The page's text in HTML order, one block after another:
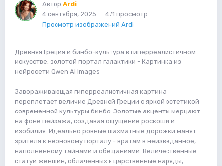
Автор Ardi
4 сентября, 2025
471 просмотр
Просмотр изображений Ardi
Древняя Греция и бинбо-культура в гиперреалистичном
искусстве: золотой портал галактики - Картинка из
нейросети Qwen Ai Images
Завораживающая гиперреалистичная картина
переплетает величие Древней Греции с яркой эстетикой
современной культуры бинбо. Золотые акценты мерцают
на фоне пейзажа, создавая ощущение роскоши и
изобилия. Идеально ровные шахматные дорожки манят
зрителя к неоновому порталу – вратам в неизведанное,
наполненному тайнами и обещаниями. Величественные
статуи женщин, облаченных в царственные наряды,